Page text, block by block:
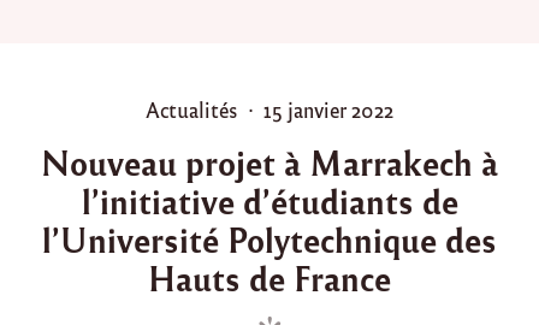
P
s
t
d
Actualités
P
s
t
e
d
o
n
15 janvier 2022
Nouveau projet à Marrakech à
l’initiative d’étudiants de
l’Université Polytechnique des
Hauts de France